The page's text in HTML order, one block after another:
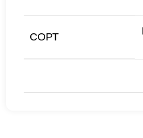
СОРТ